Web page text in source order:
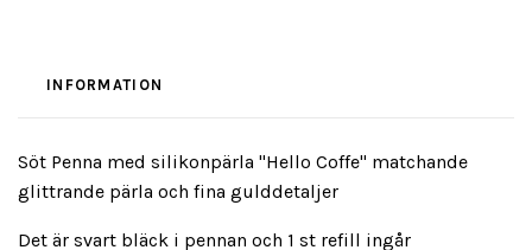
INFORMATION
Söt Penna med silikonpärla "Hello Coffe" matchande
glittrande pärla och fina gulddetaljer
Det är svart bläck i pennan och 1 st refill ingår